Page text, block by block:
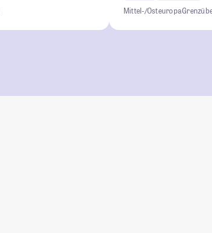
Mittel-/Osteuropa